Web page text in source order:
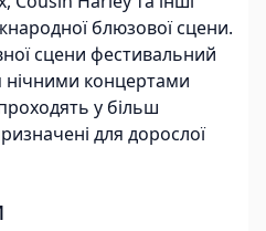
блюзової сцени.
сцени фестивальний
концертами
у більш
для дорослої